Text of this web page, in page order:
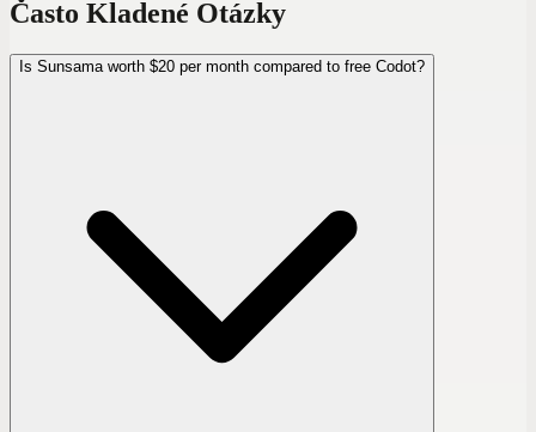
Často Kladené Otázky
Is Sunsama worth $20 per month compared to free Codot?